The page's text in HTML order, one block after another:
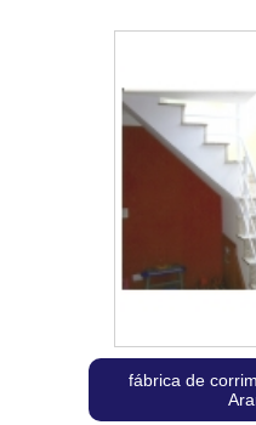
fábrica de